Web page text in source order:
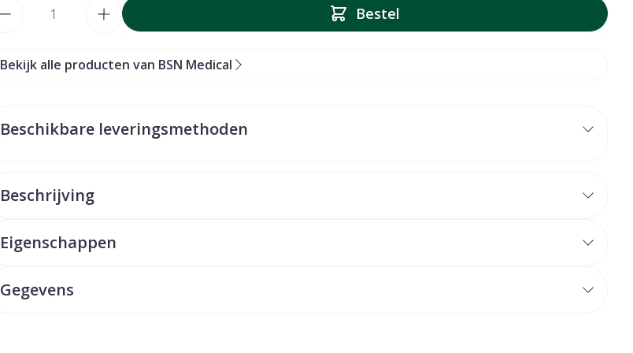
Bestel
Bekijk alle producten van BSN Medical
Beschikbare leveringsmethoden
Beschrijving
Eigenschappen
Gegevens